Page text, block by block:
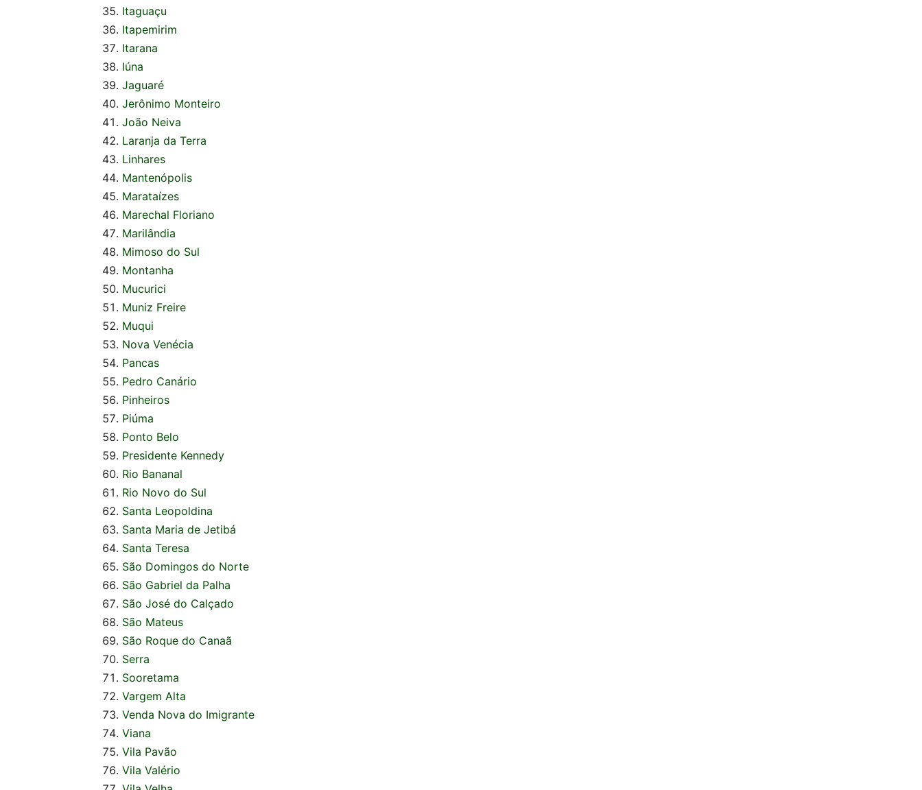
Itaguaçu
Itapemirim
Itarana
Iúna
Jaguaré
Jerônimo Monteiro
João Neiva
Laranja da Terra
Linhares
Mantenópolis
Marataízes
Marechal Floriano
Marilândia
Mimoso do Sul
Montanha
Mucurici
Muniz Freire
Muqui
Nova Venécia
Pancas
Pedro Canário
Pinheiros
Piúma
Ponto Belo
Presidente Kennedy
Rio Bananal
Rio Novo do Sul
Santa Leopoldina
Santa Maria de Jetibá
Santa Teresa
São Domingos do Norte
São Gabriel da Palha
São José do Calçado
São Mateus
São Roque do Canaã
Serra
Sooretama
Vargem Alta
Venda Nova do Imigrante
Viana
Vila Pavão
Vila Valério